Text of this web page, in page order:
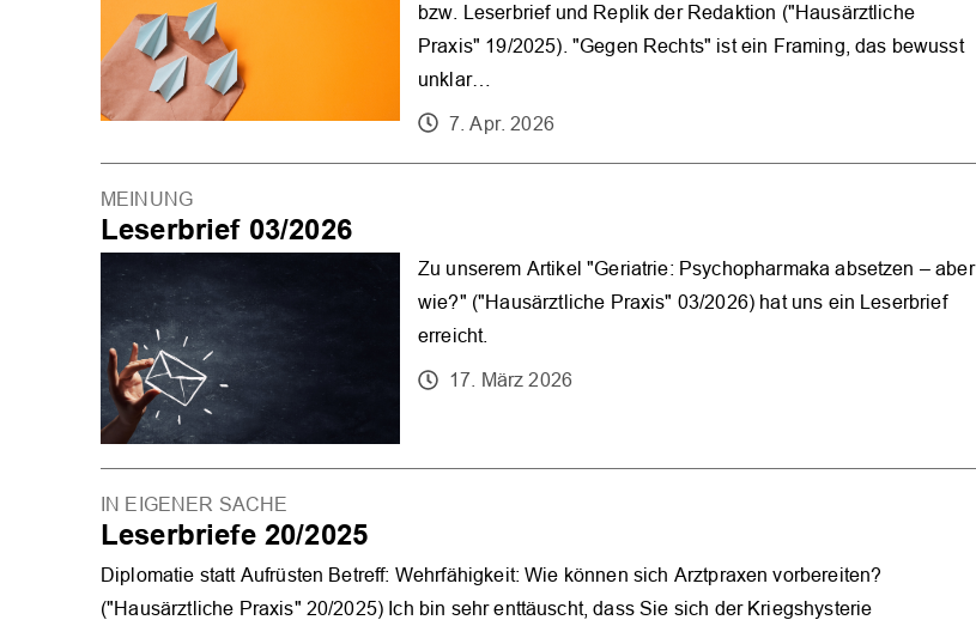
bzw. Leserbrief und Replik der Redaktion ("Hausärztliche
Praxis" 19/2025). "Gegen Rechts" ist ein Framing, das bewusst
unklar…
7. Apr. 2026
MEINUNG
Leserbrief 03/2026
Zu unserem Artikel "Geriatrie: Psychopharmaka absetzen – aber
wie?" ("Hausärztliche Praxis" 03/2026) hat uns ein Leserbrief
erreicht.
17. März 2026
IN EIGENER SACHE
Leserbriefe 20/2025
Diplomatie statt Aufrüsten Betreff: Wehrfähigkeit: Wie können sich Arztpraxen vorbereiten?
("Hausärztliche Praxis" 20/2025) Ich bin sehr enttäuscht, dass Sie sich der Kriegshysterie